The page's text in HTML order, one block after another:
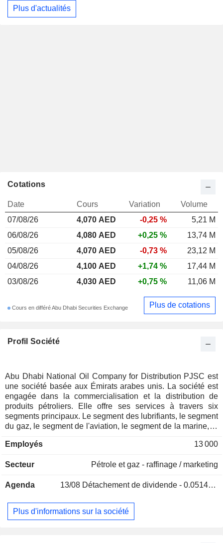
Plus d'actualités
Profil Société
Abu Dhabi National Oil Company for Distribution PJSC est
une société basée aux Émirats arabes unis. La société est
engagée dans la commercialisation et la distribution de
produits pétroliers. Elle offre ses services à travers six
segments principaux. Le segment des lubrifiants, le segment
du gaz, le segment de l'aviation, le segment de la marine, le
segment des Lubrifiants offre des lubrifiants automobiles,
graisses et des liquides de refroidissement et des liquides
liquéfié. Le segment Aviation offre des services de
types d'avions par l'intermédiaire de sept aéroports
internationaux dans les Émirats arabes unis. Le segment
Employés 13 000
Secteur Pétrole et gaz - raffinage / marketing
Agenda 13/08 Détachement de dividende - 0.05143 AED
Plus d'informations sur la société
Cotations
Date Cours Variation
Volume
07/08/26
4,070 AED -0,25 %
5,21 M
06/08/26
4,080 AED +0,25 %
13,74 M
05/08/26
4,070 AED -0,73 %
23,12 M
04/08/26
4,100 AED +1,74 %
17,44 M
03/08/26
4,030 AED +0,75 % 11,06 M
Cours en différé Abu Dhabi Securities Exchange Plus de cotations